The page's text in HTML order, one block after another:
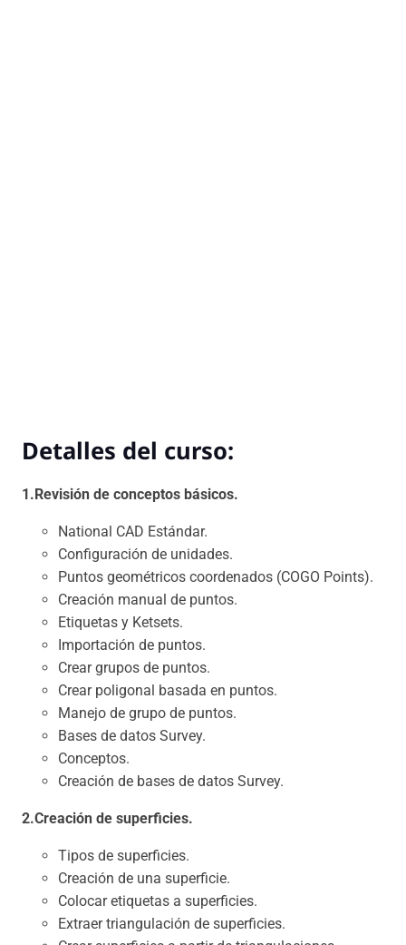
Detalles del curso:
1.Revisión de conceptos básicos.
National CAD Estándar.
Configuración de unidades.
Puntos geométricos coordenados (COGO Points).
Creación manual de puntos.
Etiquetas y Ketsets.
Importación de puntos.
Crear grupos de puntos.
Crear poligonal basada en puntos.
Manejo de grupo de puntos.
Bases de datos Survey.
Conceptos.
Creación de bases de datos Survey.
2.Creación de superficies.
Tipos de superficies.
Creación de una superficie.
Colocar etiquetas a superficies.
Extraer triangulación de superficies.